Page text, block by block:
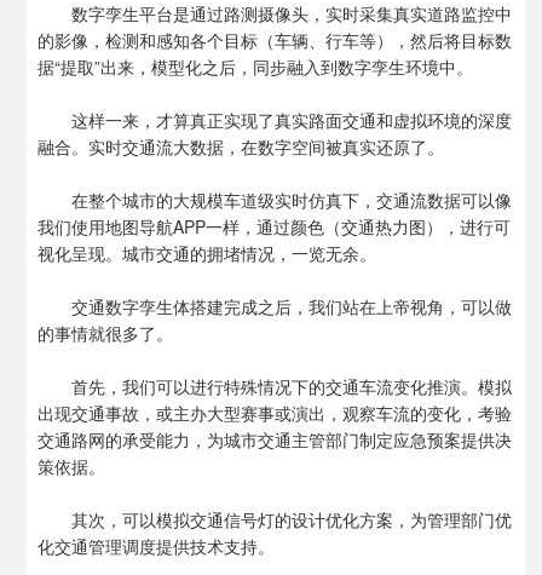
数字孪生平台是通过路测摄像头，实时采集真实道路监控中
的影像，检测和感知各个目标（车辆、行车等），然后将目标数
据“提取”出来，模型化之后，同步融入到数字孪生环境中。
这样一来，才算真正实现了真实路面交通和虚拟环境的深度
融合。实时交通流大数据，在数字空间被真实还原了。
在整个城市的大规模车道级实时仿真下，交通流数据可以像
我们使用地图导航APP一样，通过颜色（交通热力图），进行可
视化呈现。城市交通的拥堵情况，一览无余。
交通数字孪生体搭建完成之后，我们站在上帝视角，可以做
的事情就很多了。
首先，我们可以进行特殊情况下的交通车流变化推演。模拟
出现交通事故，或主办大型赛事或演出，观察车流的变化，考验
交通路网的承受能力，为城市交通主管部门制定应急预案提供决
策依据。
其次，可以模拟交通信号灯的设计优化方案，为管理部门优
化交通管理调度提供技术支持。